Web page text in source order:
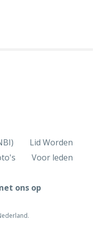
Lid Worden
Voor leden
ons op